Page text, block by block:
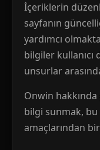
İçeriklerin
sayfanın
yardımcı
bilgiler
unsurlar
Onwin hakkında
bilgi sunmak, bu
amaçlarından